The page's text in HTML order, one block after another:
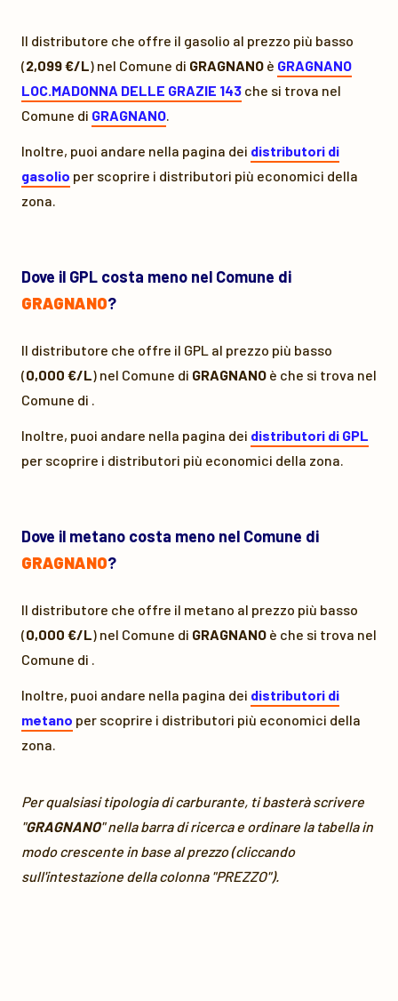
Il distributore che offre il gasolio al prezzo più basso
(2,099 €/L) nel Comune di GRAGNANO è GRAGNANO
LOC.MADONNA DELLE GRAZIE 143 che si trova nel
Comune di GRAGNANO.
Inoltre, puoi andare nella pagina dei distributori di
gasolio per scoprire i distributori più economici della
zona.
Dove il GPL costa meno nel Comune di
GRAGNANO?
Il distributore che offre il GPL al prezzo più basso
(0,000 €/L) nel Comune di GRAGNANO è che si trova nel
Comune di .
Inoltre, puoi andare nella pagina dei distributori di GPL
per scoprire i distributori più economici della zona.
Dove il metano costa meno nel Comune di
GRAGNANO?
Il distributore che offre il metano al prezzo più basso
(0,000 €/L) nel Comune di GRAGNANO è che si trova nel
Comune di .
Inoltre, puoi andare nella pagina dei distributori di
metano per scoprire i distributori più economici della
zona.
Per qualsiasi tipologia di carburante, ti basterà scrivere
"GRAGNANO" nella barra di ricerca e ordinare la tabella in
modo crescente in base al prezzo (cliccando
sull'intestazione della colonna "PREZZO").